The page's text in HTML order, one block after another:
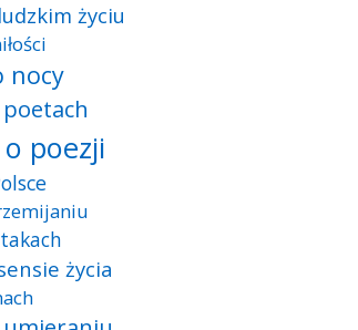
życiu
nocy
poezji
życia